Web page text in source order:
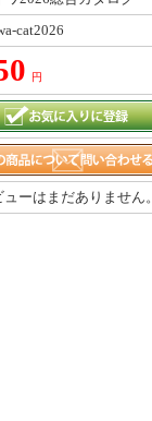
cat2026
円
ューはまだありません。